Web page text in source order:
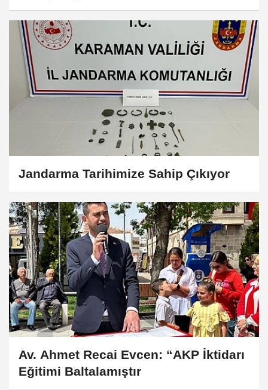
Jandarma Tarihimize Sahip Çıkıyor
Av. Ahmet Recai Evcen: “AKP İktidarı
Eğitimi Baltalamıştır